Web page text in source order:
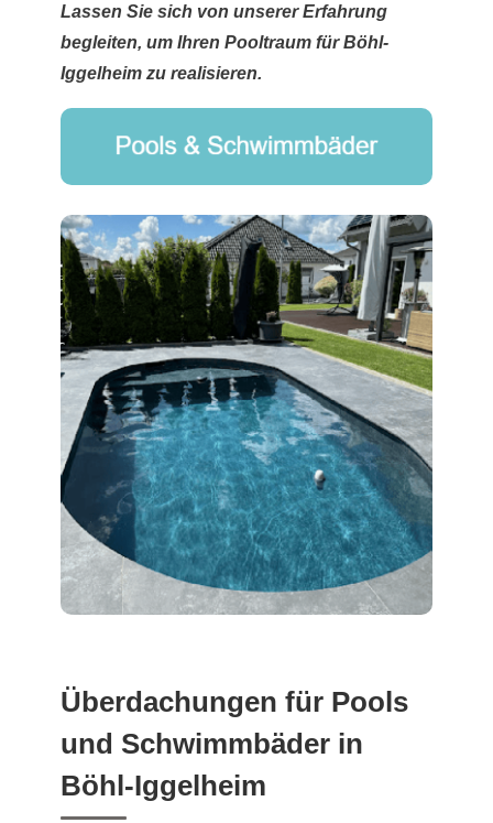
Lassen Sie sich von unserer Erfahrung
begleiten, um Ihren Pooltraum für Böhl-
Iggelheim zu realisieren.
Überdachungen für Pools
und Schwimmbäder in
Böhl-Iggelheim